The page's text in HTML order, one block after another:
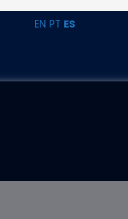
EN PT ES